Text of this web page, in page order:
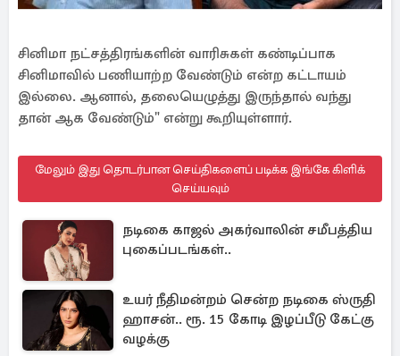
சினிமா நட்சத்திரங்களின் வாரிசுகள் கண்டிப்பாக
சினிமாவில் பணியாற்ற வேண்டும் என்ற கட்டாயம்
இல்லை. ஆனால், தலையெழுத்து இருந்தால் வந்து
தான் ஆக வேண்டும்" என்று கூறியுள்ளார்.
மேலும் இது தொடர்பான செய்திகளைப் படிக்க இங்கே கிளிக்
செய்யவும்
நடிகை காஜல் அகர்வாலின் சமீபத்திய
புகைப்படங்கள்..
உயர் நீதிமன்றம் சென்ற நடிகை ஸ்ருதி
ஹாசன்.. ரூ. 15 கோடி இழப்பீடு கேட்கு
வழக்கு